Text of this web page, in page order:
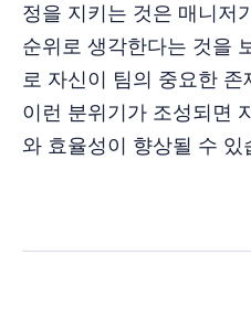
정을 지키는 것은 매니저
순위로 생각한다는 것을
로 자신이 팀의 중요한
이런 분위기가 조성되면
와 효율성이 향상될 수 있